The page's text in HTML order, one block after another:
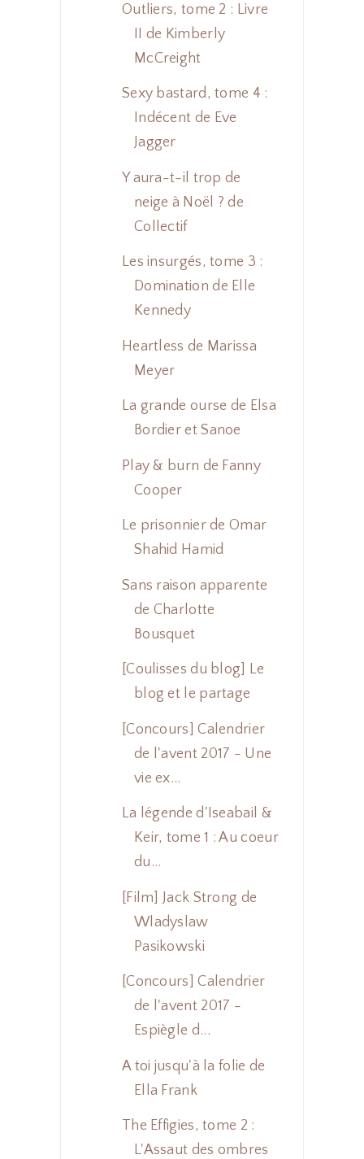
Outliers, tome 2 : Livre
II de Kimberly
McCreight
Sexy bastard, tome 4 :
Indécent de Eve
Jagger
Y aura-t-il trop de
neige à Noël ? de
Collectif
Les insurgés, tome 3 :
Domination de Elle
Kennedy
Heartless de Marissa
Meyer
La grande ourse de Elsa
Bordier et Sanoe
Play & burn de Fanny
Cooper
Le prisonnier de Omar
Shahid Hamid
Sans raison apparente
de Charlotte
Bousquet
[Coulisses du blog] Le
blog et le partage
[Concours] Calendrier
de l'avent 2017 - Une
vie ex...
La légende d'Iseabail &
Keir, tome 1 : Au coeur
du...
[Film] Jack Strong de
Wladyslaw
Pasikowski
[Concours] Calendrier
de l'avent 2017 -
Espiègle d...
A toi jusqu'à la folie de
Ella Frank
The Effigies, tome 2 :
L'Assaut des ombres